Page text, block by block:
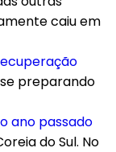
caiu em
se preparando
ano passado
do Sul. No